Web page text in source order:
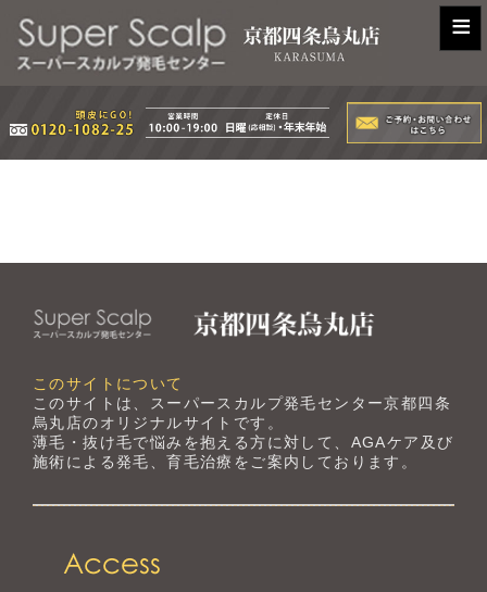
≡
このサイトについて
このサイトは、スーパースカルプ発毛センター京都四条
烏丸店のオリジナルサイトです。
薄毛・抜け毛で悩みを抱える方に対して、AGAケア及び
施術による発毛、育毛治療をご案内しております。